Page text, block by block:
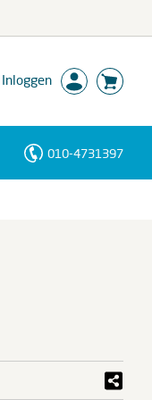
Inloggen
010-4731397